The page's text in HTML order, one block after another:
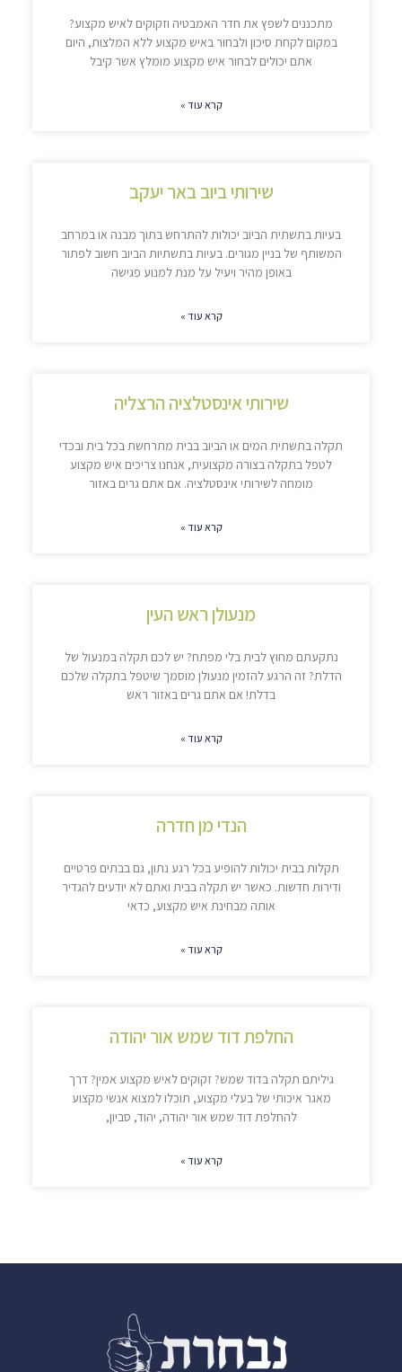
מתכננים לשפץ את חדר האמבטיה וזקוקים לאיש מקצוע?
במקום לקחת סיכון ולבחור באיש מקצוע ללא המלצות, היום
אתם יכולים לבחור איש מקצוע מומלץ אשר קיבל
קרא עוד »
שירותי ביוב באר יעקב
בעיות בתשתית הביוב יכולות להתרחש בתוך מבנה או במרחב
המשותף של בניין מגורים. בעיות בתשתיות הביוב חשוב לפתור
באופן מהיר ויעיל על מנת למנוע פגישה
קרא עוד »
שירותי אינסטלציה הרצליה
תקלה בתשתית המים או הביוב בבית מתרחשת בכל בית ובכדי
לטפל בתקלה בצורה מקצועית, אנחנו צריכים איש מקצוע
מומחה לשירותי אינסטלציה. אם אתם גרים באזור
קרא עוד »
מנעולן ראש העין
נתקעתם מחוץ לבית בלי מפתח? יש לכם תקלה במנעול של
הדלת? זה הרגע להזמין מנעולן מוסמך שיטפל בתקלה שלכם
בדלת! אם אתם גרים באזור ראש
קרא עוד »
הנדי מן חדרה
תקלות בבית יכולות להופיע בכל רגע נתון, גם בבתים פרטיים
ודירות חדשות. כאשר יש תקלה בבית ואתם לא יודעים להגדיר
אותה מבחינת איש מקצוע, כדאי
קרא עוד »
החלפת דוד שמש אור יהודה
גיליתם תקלה בדוד שמש? זקוקים לאיש מקצוע אמין? דרך
מאגר איכותי של בעלי מקצוע, תוכלו למצוא אנשי מקצוע
להחלפת דוד שמש אור יהודה, יהוד, סביון,
קרא עוד »